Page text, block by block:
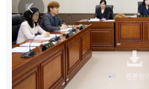
원본 받기
원본 받기
원본 받기
원본 받기
원본 받기
원본 받기